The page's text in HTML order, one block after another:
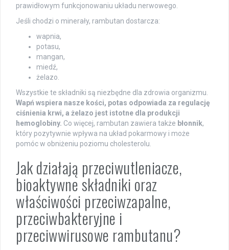
prawidłowym funkcjonowaniu układu nerwowego.
Jeśli chodzi o minerały, rambutan dostarcza:
wapnia,
potasu,
mangan,
miedź,
żelazo.
Wszystkie te składniki są niezbędne dla zdrowia organizmu.
Wapń wspiera nasze kości, potas odpowiada za regulację
ciśnienia krwi, a żelazo jest istotne dla produkcji
hemoglobiny. Co więcej, rambutan zawiera także błonnik,
który pozytywnie wpływa na układ pokarmowy i może
pomóc w obniżeniu poziomu cholesterolu.
Jak działają przeciwutleniacze,
bioaktywne składniki oraz
właściwości przeciwzapalne,
przeciwbakteryjne i
przeciwwirusowe rambutanu?